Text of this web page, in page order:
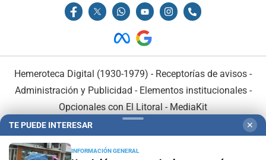
Hemeroteca Digital (1930-1979) - Receptorías de avisos -
Administración y Publicidad - Elementos institucionales-
Opcionales con El Litoral - MediaKit
TE PUEDE INTERESAR ✕
INFORMACIÓN GENERAL